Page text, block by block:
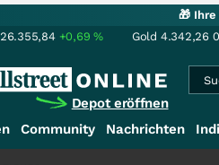
🎁
26.355,84 +0,69% Gold 4.342,26
Depot eröffnen
Community Nachrichten